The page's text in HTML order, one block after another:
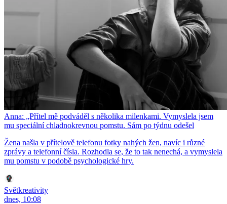
Anna: „Přítel mě podváděl s několika milenkami. Vymyslela jsem
mu speciální chladnokrevnou pomstu. Sám po týdnu odešel
Žena našla v přítelově telefonu fotky nahých žen, navíc i různé
zprávy a telefonní čísla. Rozhodla se, že to tak nenechá, a vymyslela
mu pomstu v podobě psychologické hry.
Světkreativity
dnes, 10:08